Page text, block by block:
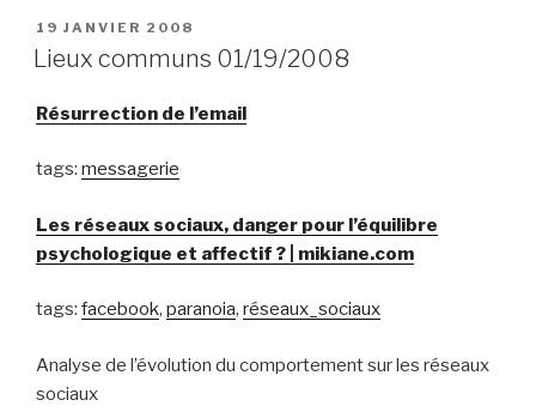
PUBLIÉ
LE
19 JANVIER 2008
Lieux communs 01/19/2008
Résurrection de l’email
tags: messagerie
Les réseaux sociaux, danger pour l’équilibre
psychologique et affectif ? | mikiane.com
tags: facebook, paranoia, réseaux_sociaux
Analyse de l’évolution du comportement sur les réseaux
sociaux